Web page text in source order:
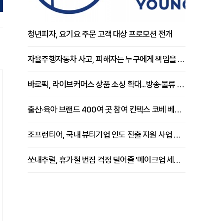
청년피자, 요기요 주문 고객 대상 프로모션 전개
자율주행자동차 사고, 피해자는 누구에게 책임을 물을 수 있을까
바로픽, 라이브커머스 상품 소싱 확대...방송·물류 원스톱 지원 강화
출산·육아 브랜드 400여 곳 참여 킨텍스 코베 베이비페어 개막
조프런티어, 국내 뷰티기업 인도 진출 지원 사업 추진
쏘내추럴, 휴가철 번짐 걱정 덜어줄 '메이크업 세팅 멀티 매직 실러' 제안